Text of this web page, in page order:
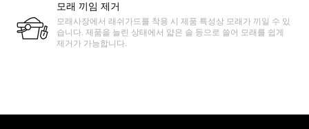
모래 끼임 제거
모래사장에서 래쉬가드를 착용 시 제품 특성상 모래가 끼일 수 있
습니다. 제품을 늘린 상태에서 얇은 솔 등으로 쓸어 모래를 쉽게
제거가 가능합니다.